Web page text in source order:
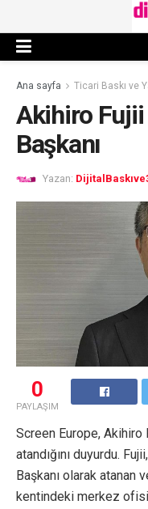
Ana sayfa Ticari Baskı ve
Akihiro Fujii
Başkanı
Yazan:
0
PAYLAŞIM
Screen Europe, Akihiro
atandığını duyurdu.
Başkanı olarak atanan
kentindeki merkez